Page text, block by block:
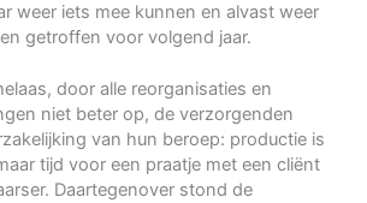
weer iets mee kunnen en alvast weer
getroffen voor volgend jaar.
door alle reorganisaties en
niet beter op, de verzorgenden
van hun beroep: productie is
tijd voor een praatje met een cliënt
Daartegenover stond de